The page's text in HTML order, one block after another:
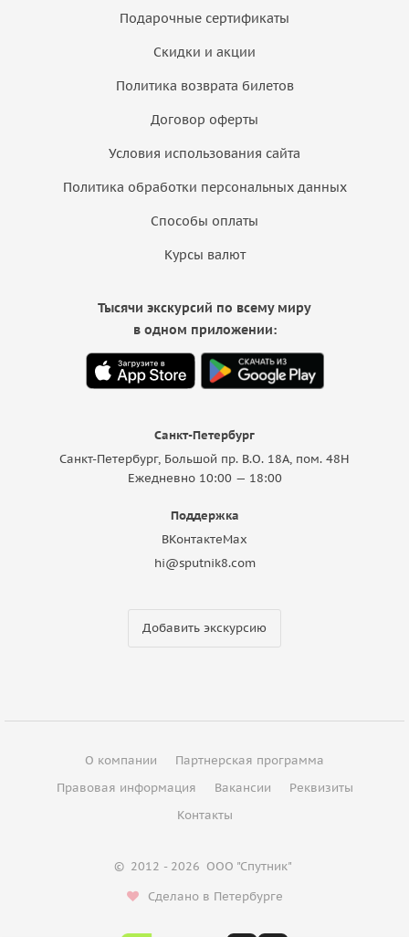
Подарочные сертификаты
Скидки и акции
Политика возврата билетов
Договор оферты
Условия использования сайта
Политика обработки персональных данных
Способы оплаты
Курсы валют
Санкт-Петербург
Санкт-Петербург, Большой пр. В.О. 18A, пом. 48Н
Ежедневно 10:00 — 18:00
Поддержка
ВКонтактеMax
hi@sputnik8.com
Добавить экскурсию
Тысячи экскурсий по всему миру
в одном приложении:
О компании
Партнерская программа
Правовая информация
Вакансии
Реквизиты
Контакты
© 2012 - 2026 ООО "Спутник"
Сделано в Петербурге